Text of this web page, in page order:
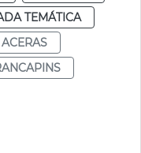
TEMÁTICA
ACERAS